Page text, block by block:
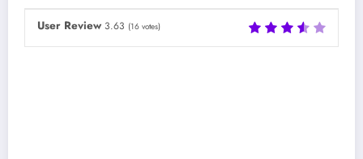
User Review 3.63 (16 votes)